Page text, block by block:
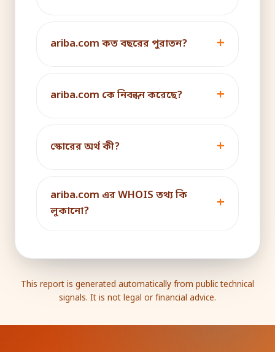
ariba.com কত বছরের পুরাতন?
ariba.com কে নিবন্ধন করেছে?
স্কোরের অর্থ কী?
ariba.com এর WHOIS তথ্য কি
লুকানো?
This report is generated automatically from public technical
signals. It is not legal or financial advice.